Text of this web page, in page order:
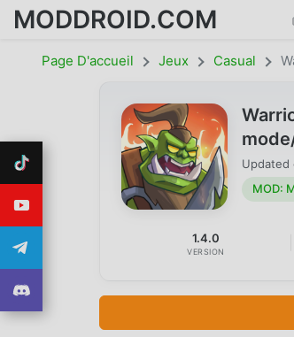
MODDROID.COM
Page D'accueil Jeux Casual
Updated
MOD:
1.4.0
VERSION